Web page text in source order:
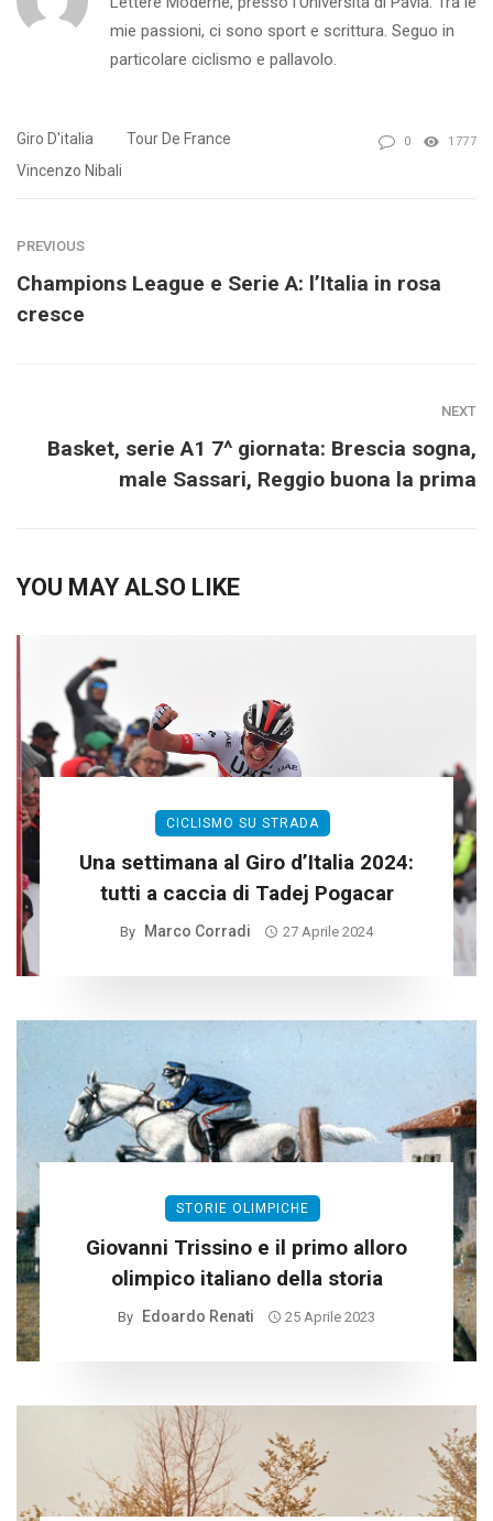
mie passioni, ci sono sport e scrittura. Seguo in
particolare ciclismo e pallavolo.
Giro D'italia
Tour De France
Vincenzo Nibali
0 1777
PREVIOUS
Champions League e Serie A: l’Italia in rosa
cresce
NEXT
Basket, serie A1 7^ giornata: Brescia sogna,
male Sassari, Reggio buona la prima
YOU MAY ALSO LIKE
CICLISMO SU STRADA
Una settimana al Giro d’Italia 2024:
tutti a caccia di Tadej Pogacar
By Marco Corradi 27 Aprile 2024
STORIE OLIMPICHE
Giovanni Trissino e il primo alloro
olimpico italiano della storia
By Edoardo Renati 25 Aprile 2023